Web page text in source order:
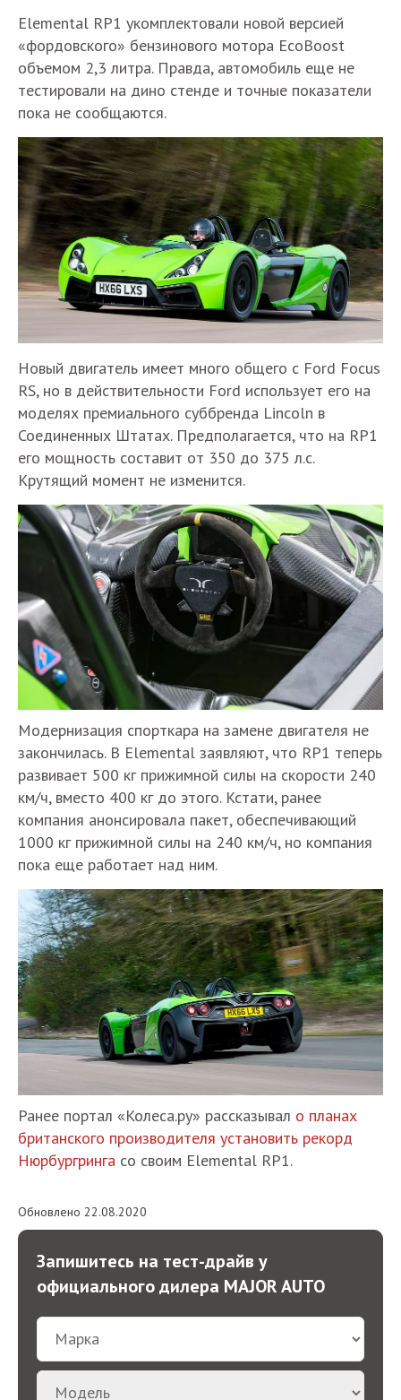
Elemental RP1 укомплектовали новой версией
«фордовского» бензинового мотора EcoBoost
объемом 2,3 литра. Правда, автомобиль еще не
тестировали на дино стенде и точные показатели
пока не сообщаются.
Новый двигатель имеет много общего с Ford Focus
RS, но в действительности Ford использует его на
моделях премиального суббренда Lincoln в
Соединенных Штатах. Предполагается, что на RP1
его мощность составит от 350 до 375 л.с.
Крутящий момент не изменится.
Модернизация спорткара на замене двигателя не
закончилась. В Elemental заявляют, что RP1 теперь
развивает 500 кг прижимной силы на скорости 240
км/ч, вместо 400 кг до этого. Кстати, ранее
компания анонсировала пакет, обеспечивающий
1000 кг прижимной силы на 240 км/ч, но компания
пока еще работает над ним.
Ранее портал «Колеса.ру» рассказывал о планах
британского производителя установить рекорд
Нюрбургринга со своим Elemental RP1.
Обновлено 22.08.2020
Запишитесь на тест-драйв у
официального дилера MAJOR AUTO